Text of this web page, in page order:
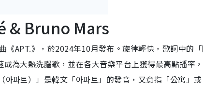
主題曲
& Bruno Mars
APT.》，於2024年10月發布。旋律輕快，歌詞中的
為大熱洗腦歌，並在各大音樂平台上獲得最高點播率
파트）」是韓文「아파트」的發音，又意指「公寓」